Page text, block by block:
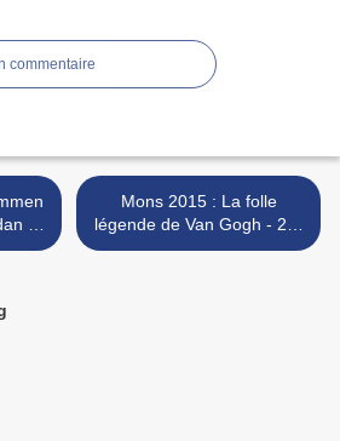
commentaire
de
Mons 2015 : La folle
légende de Van Gogh - 24-
26/04/2015 >